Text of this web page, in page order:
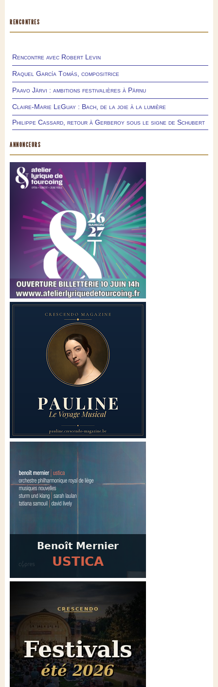
RENCONTRES
Rencontre avec Robert Levin
Raquel García Tomás, compositrice
Paavo Järvi : ambitions festivalières à Pärnu
Claire-Marie LeGuay : Bach, de la joie à la lumière
Philippe Cassard, retour à Gerberoy sous le signe de Schubert
ANNONCEURS